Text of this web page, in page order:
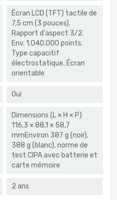
Écran LCD (TFT) tactile de
7,5 cm (3 pouces).
Rapport d'aspect 3/2.
Env. 1.040.000 points.
Type capacitif
électrostatique. Écran
orientable
Oui
Dimensions (L × H × P)
116,3 × 88,1 × 58,7
mmEnviron 387 g (noir),
388 g (blanc), norme de
test CIPA avec batterie et
carte mémoire
2 ans